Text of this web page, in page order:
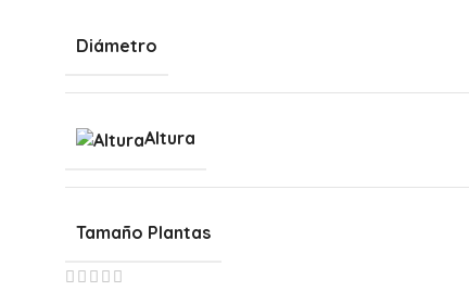
Diámetro
Altura
Tamaño Plantas